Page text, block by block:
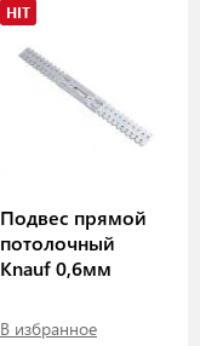
HIT
Подвес прямой
потолочный
Knauf 0,6мм
В избранное